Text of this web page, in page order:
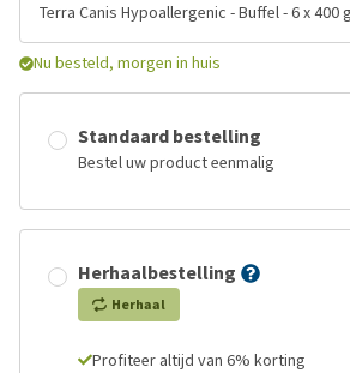
Terra Canis Hypoallergenic - Buffel - 6 x 400
Nu besteld, morgen in huis
Standaard bestelling
Bestel uw product eenmalig
Herhaalbestelling
Herhaal
Profiteer altijd van 6% korting